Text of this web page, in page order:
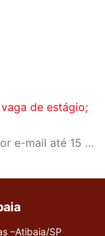
de estágio;
Candidatos devem enviar currículo por e-mail até 15 de maio
–Atibaia/SP